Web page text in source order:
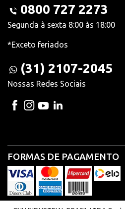
0800 727 2273
Segunda à sexta 8:00 às 18:00
*Exceto feriados
(31) 2107-2045
Nossas Redes Sociais
FORMAS DE PAGAMENTO